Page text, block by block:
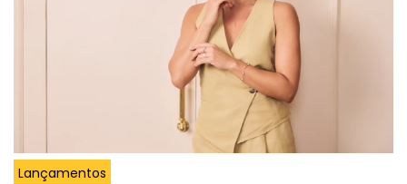
Lançamentos